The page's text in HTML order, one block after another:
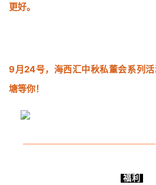
更好。
9月24号，海西汇中秋私董会系列
塘等你！
福利